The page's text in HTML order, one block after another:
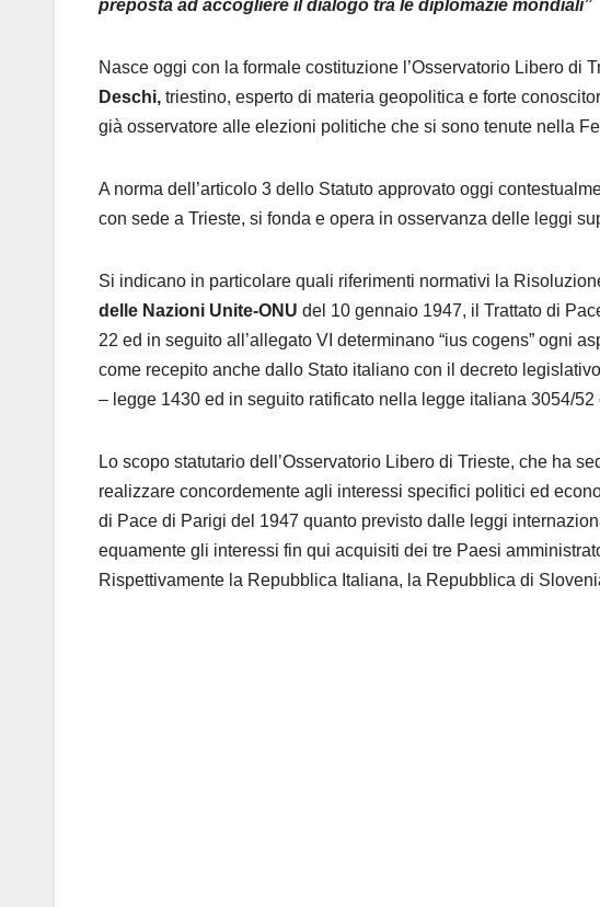
preposta ad accogliere il dialogo tra le diplomazie mondiali”
Nasce oggi con la formale costituzione l’Osservatorio Libero di
Deschi, triestino, esperto di materia geopolitica e forte
già osservatore alle elezioni politiche che si sono tenute nella
A norma dell’articolo 3 dello Statuto approvato oggi
con sede a Trieste, si fonda e opera in osservanza delle leggi
Si indicano in particolare quali riferimenti normativi la
delle Nazioni Unite-ONU del 10 gennaio 1947, il Trattato di
22 ed in seguito all’allegato VI determinano “ius cogens” ogni
come recepito anche dallo Stato italiano con il decreto
– legge 1430 ed in seguito ratificato nella legge italiana 3054/52
Lo scopo statutario dell’Osservatorio Libero di Trieste, che ha
realizzare concordemente agli interessi specifici politici ed
di Pace di Parigi del 1947 quanto previsto dalle leggi
equamente gli interessi fin qui acquisiti dei tre Paesi
Rispettivamente la Repubblica Italiana, la Repubblica di